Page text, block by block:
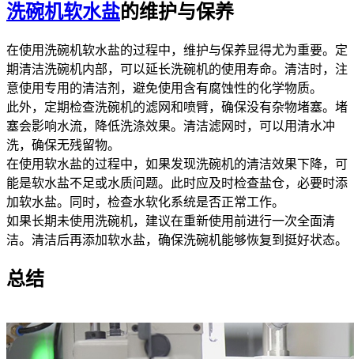
洗碗机软水盐的维护与保养
在使用洗碗机软水盐的过程中，维护与保养显得尤为重要。定
期清洁洗碗机内部，可以延长洗碗机的使用寿命。清洁时，注
意使用专用的清洁剂，避免使用含有腐蚀性的化学物质。
此外，定期检查洗碗机的滤网和喷臂，确保没有杂物堵塞。堵
塞会影响水流，降低洗涤效果。清洁滤网时，可以用清水冲
洗，确保无残留物。
在使用软水盐的过程中，如果发现洗碗机的清洁效果下降，可
能是软水盐不足或水质问题。此时应及时检查盐仓，必要时添
加软水盐。同时，检查水软化系统是否正常工作。
如果长期未使用洗碗机，建议在重新使用前进行一次全面清
洁。清洁后再添加软水盐，确保洗碗机能够恢复到挺好状态。
总结